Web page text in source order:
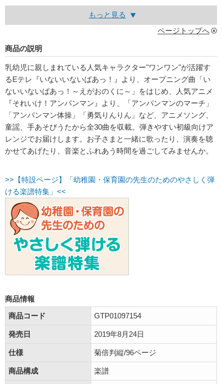
もっと見る
ページトップへ
商品の説明
乳幼児に親しまれている人気キャラクター"ワンワン"が活躍す
るEテレ『いないいないばあっ！』より、オープニング曲「い
ないいないばあっ！～えがおのくに～」をはじめ、人気アニメ
『それいけ！アンパンマン』より、「アンパンマンのマーチ」
「アンパンマン体操」「勇気りんりん」など、アニメソング、
童謡、手あそびうたから全30曲を収載。弾きやすい初級向けア
レンジでお届けします。お子さまと一緒に歌ったり、演奏を聴
かせてあげたり、音楽とふれあう時間を過ごしてみませんか。
>>【特設ページ】「幼稚園・保育園の先生のためのやさしく弾
ける楽譜特集」<<
商品情報
商品コード
GTP01097154
発売日 2019年8月24日
仕様 菊倍判縦/96ページ
商品構成 楽譜